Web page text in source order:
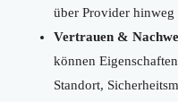
über Provider
Vertrauen &
können
Standort,